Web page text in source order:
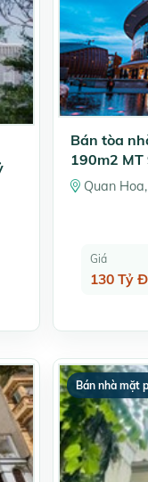
Bán tòa
190m2 MT
Quan
Giá
130 Tỷ
Bán nhà mặt